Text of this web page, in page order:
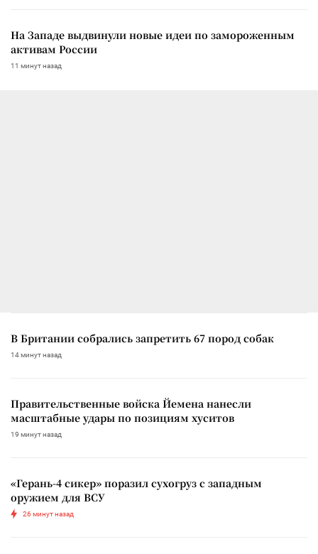
На Западе выдвинули новые идеи по замороженным
активам России
11 минут назад
В Британии собрались запретить 67 пород собак
14 минут назад
Правительственные войска Йемена нанесли
масштабные удары по позициям хуситов
19 минут назад
«Герань-4 сикер» поразил сухогруз с западным
оружием для ВСУ
26 минут назад